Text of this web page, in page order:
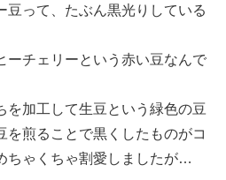
豆って、たぶん黒光りしている
ーチェリーという赤い豆なんで
を加工して生豆という緑色の豆
を煎ることで黒くしたものがコ
ちゃくちゃ割愛しましたが…